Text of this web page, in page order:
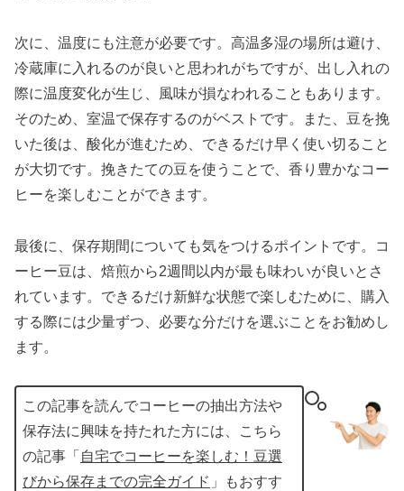
次に、温度にも注意が必要です。高温多湿の場所は避け、
冷蔵庫に入れるのが良いと思われがちですが、出し入れの
際に温度変化が生じ、風味が損なわれることもあります。
そのため、室温で保存するのがベストです。また、豆を挽
いた後は、酸化が進むため、できるだけ早く使い切ること
が大切です。挽きたての豆を使うことで、香り豊かなコー
ヒーを楽しむことができます。
最後に、保存期間についても気をつけるポイントです。コ
ーヒー豆は、焙煎から2週間以内が最も味わいが良いとさ
れています。できるだけ新鮮な状態で楽しむために、購入
する際には少量ずつ、必要な分だけを選ぶことをお勧めし
ます。
この記事を読んでコーヒーの抽出方法や
保存法に興味を持たれた方には、こちら
の記事「 自宅でコーヒーを楽しむ！豆選
びから保存までの完全ガイド 」もおすす